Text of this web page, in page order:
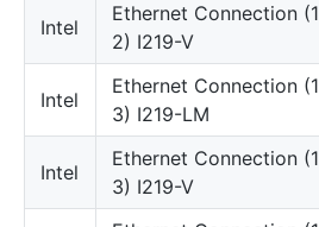
Intel
Ethernet Connection (1
2) I219-V
Intel
Ethernet Connection (1
3) I219-LM
Intel
Ethernet Connection (1
3) I219-V